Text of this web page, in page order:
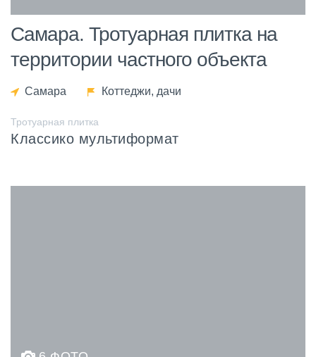
Самара. Тротуарная плитка на
территории частного объекта
Самара Коттеджи, дачи
Тротуарная плитка
Классико мультиформат